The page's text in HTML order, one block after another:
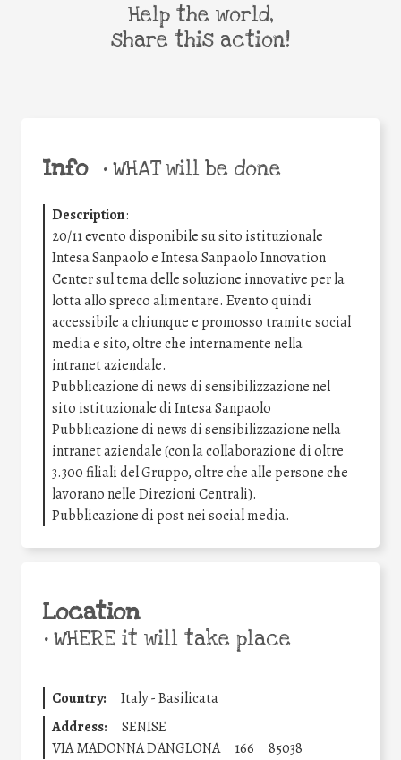
Info •WHAT will be done
Description:
20/11 evento disponibile su sito istituzionale
Intesa Sanpaolo e Intesa Sanpaolo Innovation
Center sul tema delle soluzione innovative per la
lotta allo spreco alimentare. Evento quindi
accessibile a chiunque e promosso tramite social
media e sito, oltre che internamente nella
intranet aziendale.
Pubblicazione di news di sensibilizzazione nel
sito istituzionale di Intesa Sanpaolo
Pubblicazione di news di sensibilizzazione nella
intranet aziendale (con la collaborazione di oltre
3.300 filiali del Gruppo, oltre che alle persone che
lavorano nelle Direzioni Centrali).
Pubblicazione di post nei social media.
Location
•WHERE it will take place
Country:
Italy - Basilicata
Address:
SENISE
VIA MADONNA D'ANGLONA
166 85038
Help the world,
share this action!